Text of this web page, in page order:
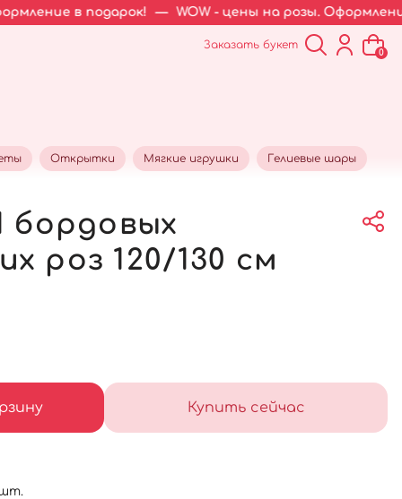
— WOW - цены на розы. Оформление в подарок!
Заказать букет
0
Открытки Мягкие игрушки Гелиевые шары
бордовых
роз 120/130 см
Купить сейчас
шт.